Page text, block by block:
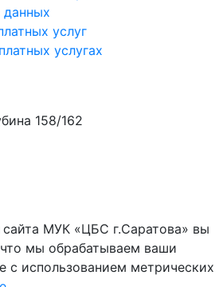
данных
услуг
услугах
158/162
МУК «ЦБС г.Саратова» вы
мы обрабатываем ваши
с использованием метрических